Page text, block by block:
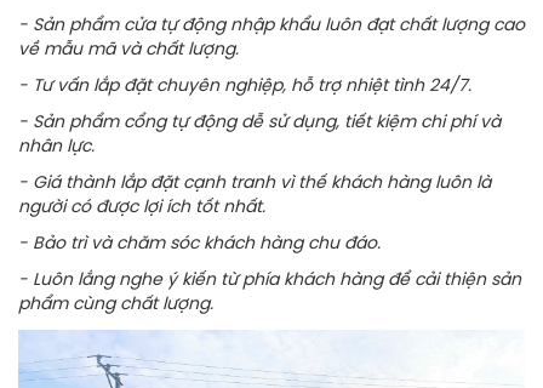
- Sản phẩm cửa tự động nhập khẩu luôn đạt chất lượng cao
về mẫu mã và chất lượng.
- Tư vấn lắp đặt chuyên nghiệp, hỗ trợ nhiệt tình 24/7.
- Sản phẩm cổng tự động dễ sử dụng, tiết kiệm chi phí và
nhân lực.
- Giá thành lắp đặt cạnh tranh vì thế khách hàng luôn là
người có được lợi ích tốt nhất.
- Bảo trì và chăm sóc khách hàng chu đáo.
- Luôn lắng nghe ý kiến từ phía khách hàng để cải thiện sản
phẩm cùng chất lượng.